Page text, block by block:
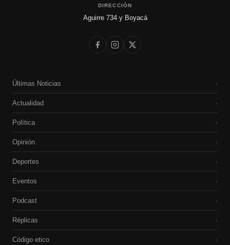
DIRECCIÓN
Aguirre 734 y Boyacá
Últimas Noticias ›
Actualidad ›
Política ›
Opinión ›
Deportes ›
Eventos ›
Podcast ›
Réplicas ›
Código etico ›